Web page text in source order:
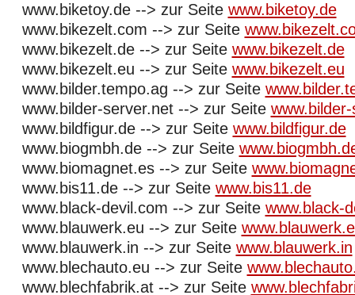
www.biketoy.de --> zur Seite www.biketoy.de
www.bikezelt.com --> zur Seite
www.bikezelt.de --> zur Seite www.bikezelt.de
www.bikezelt.eu --> zur Seite www.bikezelt.eu
www.bilder.tempo.ag --> zur Seite
www.bilder-server.net --> zur Seite
www.bildfigur.de --> zur Seite www.bildfigur.de
www.biogmbh.de --> zur Seite
www.biomagnet.es --> zur Seite
www.bis11.de --> zur Seite www.bis11.de
www.black-devil.com --> zur Seite www.black-
www.blauwerk.eu --> zur Seite
www.blauwerk.in --> zur Seite www.blauwerk.in
www.blechauto.eu --> zur Seite
www.blechfabrik.at --> zur Seite